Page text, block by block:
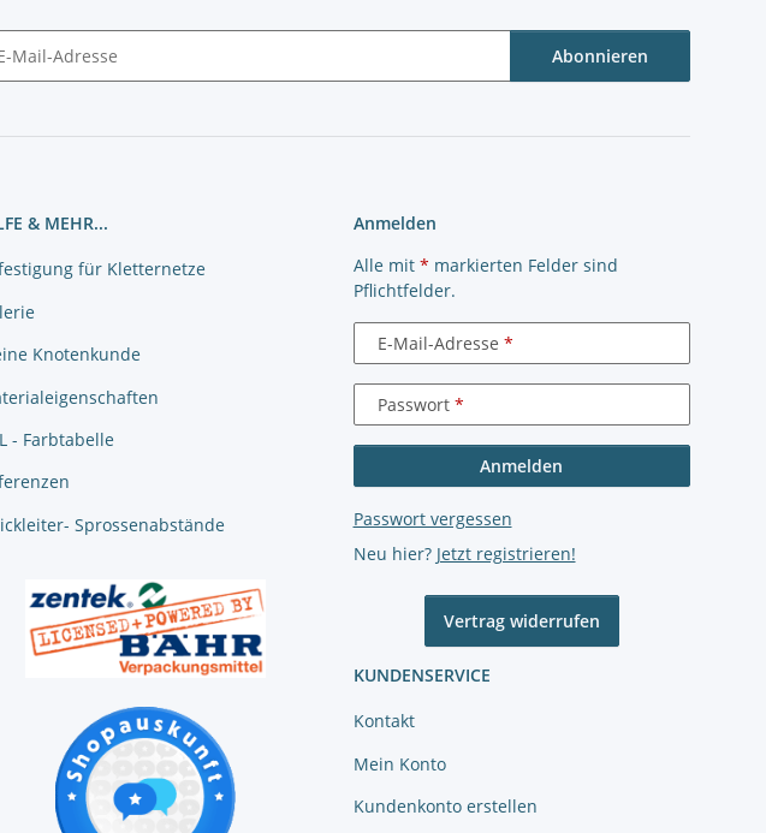
Abonnieren
& MEHR...
für Kletternetze
Knotenkunde
- Farbtabelle
Sprossenabstände
Anmelden
Alle mit * markierten Felder sind
Pflichtfelder.
E-Mail-Adresse
Passwort
Anmelden
Passwort vergessen
Neu hier? Jetzt registrieren!
Vertrag widerrufen
KUNDENSERVICE
Kontakt
Mein Konto
Kundenkonto erstellen